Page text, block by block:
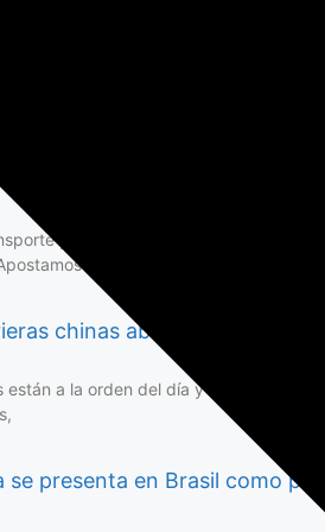
la historia del tráfico
Juan Zorrilla de San Martín
cuya idea
por el OEAF para
y soluciones logísticas
por el OEAF para contribuir a
chinas abre la puerta a un
están a la orden del día y se han
se presenta en Brasil como